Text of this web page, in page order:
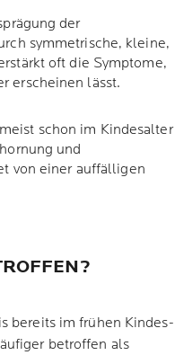
der
symmetrische, kleine,
oft die Symptome,
erscheinen lässt.
schon im Kindesalter
und
von einer auffälligen
bereits im frühen Kindes-
betroffen als